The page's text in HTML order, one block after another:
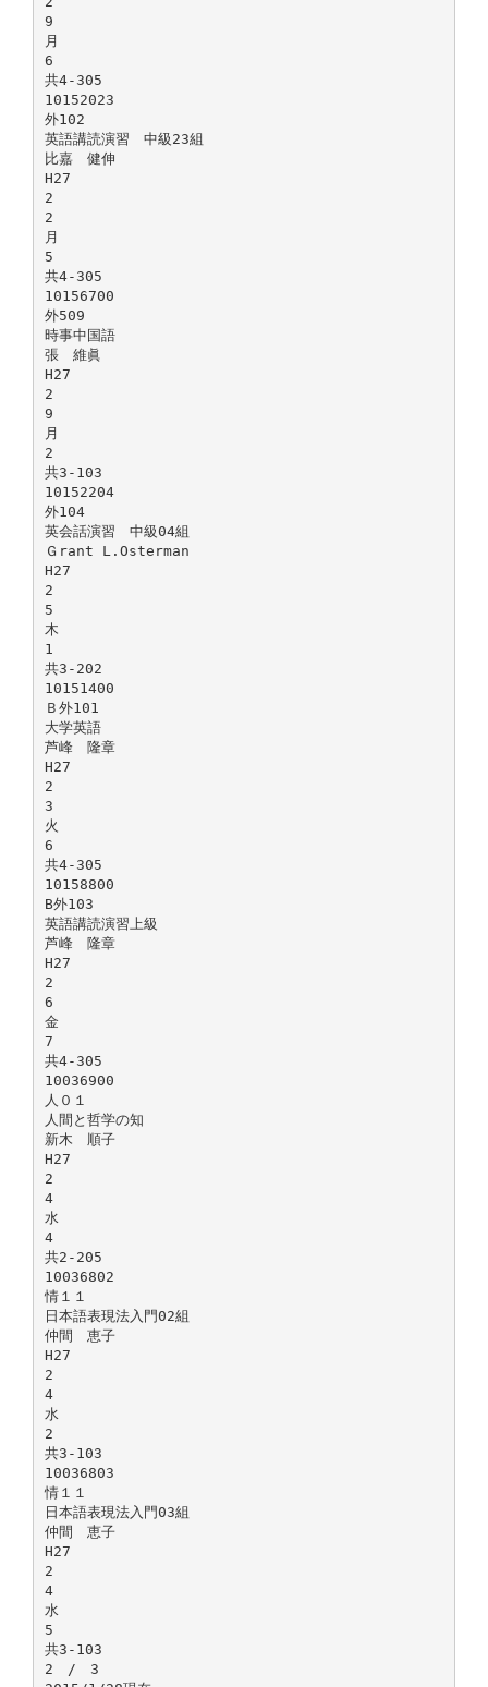
9
月
6
共4-305
10152023
外102
英語講読演習 中級23組
比嘉 健伸
H27
2
2
月
5
共4-305
10156700
外509
時事中国語
張 維眞
H27
2
9
月
2
共3-103
10152204
外104
英会話演習 中級04組
Ｇrant L.Osterman
H27
2
5
木
1
共3-202
10151400
Ｂ外101
大学英語
芦峰 隆章
H27
2
3
火
6
共4-305
10158800
B外103
英語講読演習上級
芦峰 隆章
H27
2
6
金
7
共4-305
10036900
人０１
人間と哲学の知
新木 順子
H27
2
4
水
4
共2-205
10036802
情１１
日本語表現法入門02組
仲間 恵子
H27
2
4
水
2
共3-103
10036803
情１１
日本語表現法入門03組
仲間 恵子
H27
2
4
水
5
共3-103
2 / 3